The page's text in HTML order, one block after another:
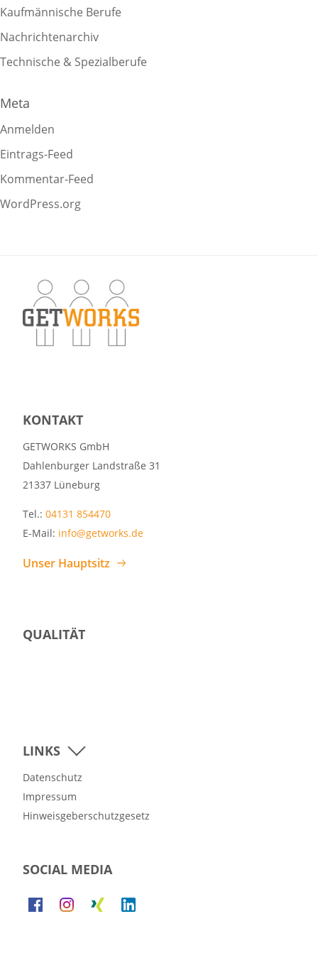
Kaufmännische Berufe
Nachrichtenarchiv
Technische & Spezialberufe
Meta
Anmelden
Eintrags-Feed
Kommentar-Feed
WordPress.org
KONTAKT
GETWORKS GmbH
Dahlenburger Landstraße 31
21337 Lüneburg
Tel.: 04131 854470
E-Mail: info@getworks.de
Unser Hauptsitz
QUALITÄT
LINKS
Datenschutz
Impressum
Hinweisgeberschutzgesetz
SOCIAL MEDIA